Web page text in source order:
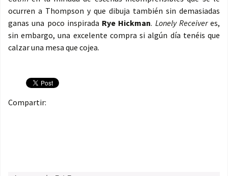
ocurren a Thompson y que dibuja también sin demasiadas
ganas una poco inspirada Rye Hickman. Lonely Receiveres,
sin embargo, una excelente compra si algún día tenéis que
calzar una mesa que cojea.
Compartir: